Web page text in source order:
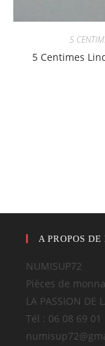
5
5 Centimes
A PROPOS
NUMISUP72
Pièces de
LA PASSION DE
Tél : 06 08 69 01